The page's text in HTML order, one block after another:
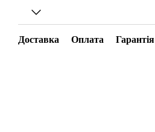
Доставка Оплата Гарантія